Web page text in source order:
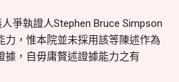
爭執證人Stephen Bruce Simpson
力，惟本院並未採用該等陳述作為
據，自毋庸贅述證據能力之有